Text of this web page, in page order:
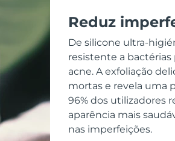
Reduz
De silicone ultra-
resistente a bactérias
acne. A exfoliação
mortas e revela uma
96% dos utilizadores
aparência mais
nas imperfeições.